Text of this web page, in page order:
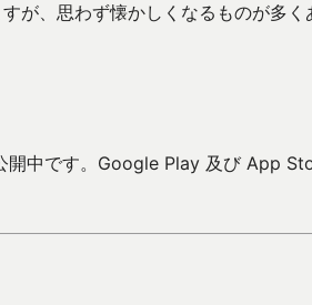
が、思わず懐かしくなるものが多く
開中です。Google Play 及び App